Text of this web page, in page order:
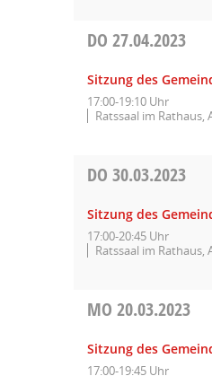
DO27.04.2023
Sitzung des
17:00-19:10 Uhr
Ratssaal im
DO30.03.2023
Sitzung des
17:00-20:45 Uhr
Ratssaal im
MO20.03.2023
Sitzung des
17:00-19:45 Uhr